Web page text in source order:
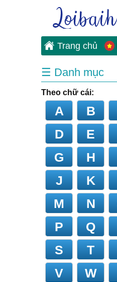
Trang chủ
☰ Danh mục
Theo chữ cái:
A B
D
E
G
H
J
K
M
N
P
Q
S
T
V
W